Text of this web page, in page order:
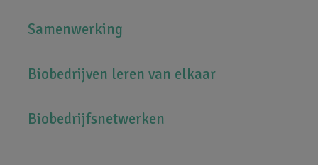
Samenwerking
Biobedrijven leren van elkaar
Biobedrijfsnetwerken